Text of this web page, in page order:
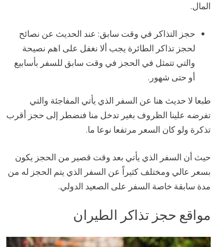
المال.
حجز التذاكر في وقت سابق: عند الحديث عن نصائح
لحجز تذاكر الطائرة يجب ألا نغفل على اهم نصيحة
والتي تتمثل في الحجز في وقت سابق للسفر بأسابيع
أو حتى شهور.
طبعا لا حديث هنا عن السفر الذي يأتي المفاجئة والتي
تفرضه علينا الظروف بغير تدخل منا فنضطر إلى حجز أقرب
تذكرة ولو كان السعر مرتفعا نوعا ما.
حيث أن السفر الذي يأتي بعد وقت قصير من الحجز يكون
بسعر عالي ومختلف كثيراً عن السفر الذي يتم الحجز له من
مدة سابقة خاصة السفر على الصعيد الدولي.
مواقع حجز تذاكر الطيران